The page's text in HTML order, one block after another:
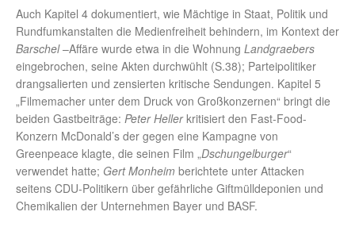
Auch Kapitel 4 dokumentiert, wie Mächtige in Staat, Politik und
Rundfumkanstalten die Medienfreiheit behindern, im Kontext der
Barschel–Affäre wurde etwa in die Wohnung Landgraebers
eingebrochen, seine Akten durchwühlt (S.38); Parteipolitiker
drangsalierten und zensierten kritische Sendungen. Kapitel 5
„Filmemacher unter dem Druck von Großkonzernen“ bringt die
beiden Gastbeiträge: Peter Hellerkritisiert den Fast-Food-
Konzern McDonald’s der gegen eine Kampagne von
Greenpeace klagte, die seinen Film „Dschungelburger“
verwendet hatte; Gert Monheim berichtete unter Attacken
seitens CDU-Politikern über gefährliche Giftmülldeponien und
Chemikalien der Unternehmen Bayer und BASF.